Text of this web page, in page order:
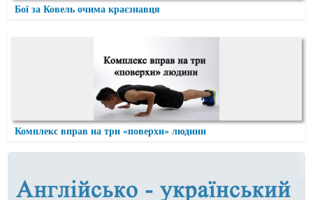
Бої за Ковель очима краєзнавця
Комплекс вправ на три «поверхи» людини